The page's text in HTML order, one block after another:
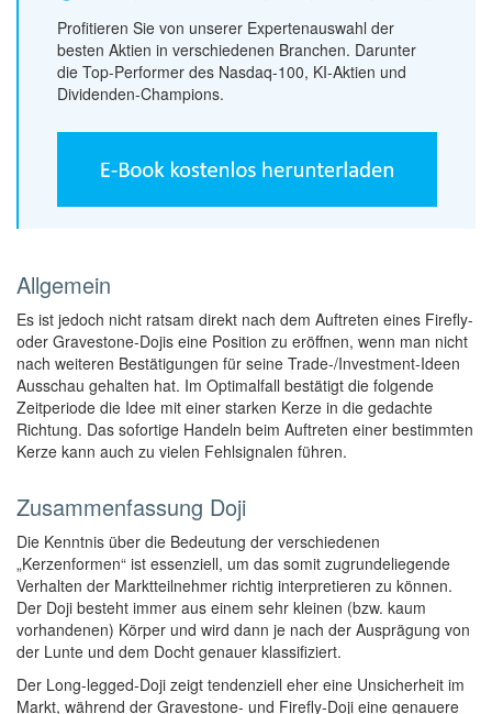
Profitieren Sie von unserer Expertenauswahl der
besten Aktien in verschiedenen Branchen. Darunter
die Top-Performer des Nasdaq-100, KI-Aktien und
Dividenden-Champions.
Allgemein
Es ist jedoch nicht ratsam direkt nach dem Auftreten eines Firefly-
oder Gravestone-Dojis eine Position zu eröffnen, wenn man nicht
nach weiteren Bestätigungen für seine Trade-/Investment-Ideen
Ausschau gehalten hat. Im Optimalfall bestätigt die folgende
Zeitperiode die Idee mit einer starken Kerze in die gedachte
Richtung. Das sofortige Handeln beim Auftreten einer bestimmten
Kerze kann auch zu vielen Fehlsignalen führen.
Zusammenfassung Doji
Die Kenntnis über die Bedeutung der verschiedenen
„Kerzenformen“ ist essenziell, um das somit zugrundeliegende
Verhalten der Marktteilnehmer richtig interpretieren zu können.
Der Doji besteht immer aus einem sehr kleinen (bzw. kaum
vorhandenen) Körper und wird dann je nach der Ausprägung von
der Lunte und dem Docht genauer klassifiziert.
Der Long-legged-Doji zeigt tendenziell eher eine Unsicherheit im
Markt, während der Gravestone- und Firefly-Doji eine genauere